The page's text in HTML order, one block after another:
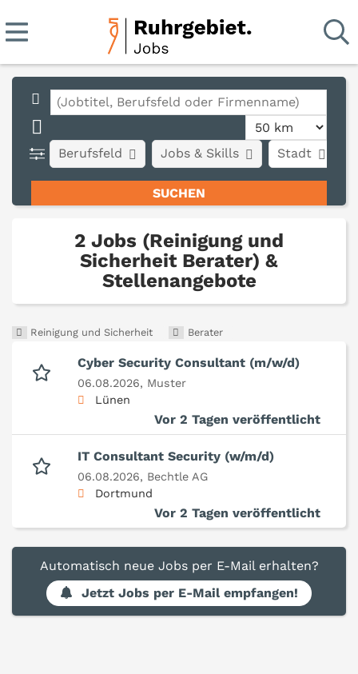
Stadt
Berufsfeld Jobs & Skills
2 Jobs (Reinigung und
Sicherheit Berater) &
Stellenangebote
Reinigung und Sicherheit Berater
Cyber Security Consultant (m/w/d)
06.08.2026, Muster
Lünen
Vor 2 Tagen veröffentlicht
IT Consultant Security (w/m/d)
06.08.2026, Bechtle AG
Dortmund
Vor 2 Tagen veröffentlicht
Automatisch neue Jobs per E-Mail erhalten?
Jetzt Jobs per E-Mail empfangen!